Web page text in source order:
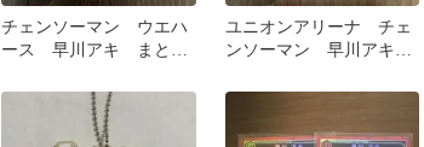
チェンソーマン ウエハ
ース 早川アキ まとめ
ユニオンアリーナ チェ
ンソーマン 早川アキ